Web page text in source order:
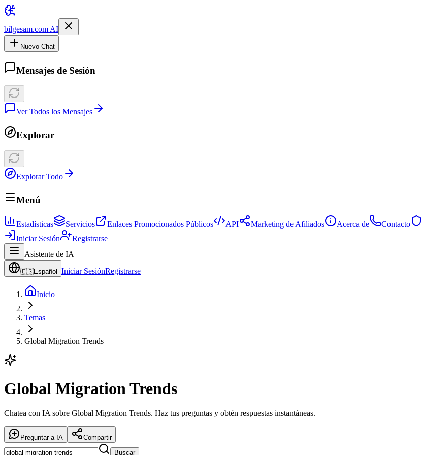
bilgesam.com AI
Nuevo Chat
Mensajes de Sesión
Ver Todos los Mensajes
Explorar
Explorar Todo
Menú
Estadísticas Servicios Enlaces Promocionados Públicos API Marketing de Afiliados Acerca de Contacto
Iniciar Sesión
Registrarse
Asistente de IA
🇪🇸Español Iniciar SesiónRegistrarse
Inicio
Temas
Global Migration Trends
Global Migration Trends
Chatea con IA sobre Global Migration Trends. Haz tus preguntas y obtén respuestas instantáneas.
Preguntar a IA
Compartir
Buscar